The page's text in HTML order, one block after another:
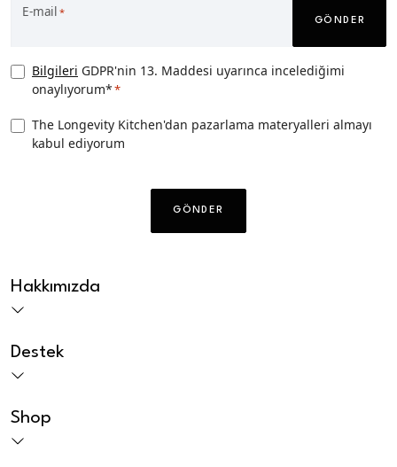
E-mail*
GÖNDER
Privacy
Consent
Bilgileri GDPR'nin 13. Maddesi uyarınca incelediğimi
onaylıyorum**
TLK
Pazarlama
The Longevity Kitchen'dan pazarlama materyalleri almayı
kabul ediyorum
Hakkımızda
Destek
Shop